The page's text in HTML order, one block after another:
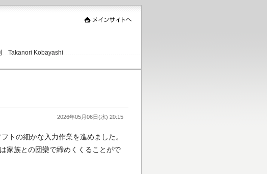
Takanori Kobayashi
2026年05月06日(水) 20:15
トの細かな入力作業を進めました。
家族との団欒で締めくくることがで